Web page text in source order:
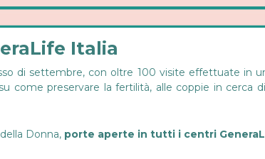
Italia
di settembre, con oltre 100 visite effettuate in
come preservare la fertilità, alle coppie in cerca
Donna, porte aperte in tutti i centri